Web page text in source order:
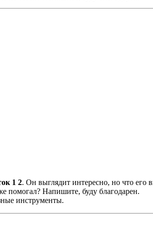
1 2. Он выглядит интереснo, но что его
помогал? Напишите, буду благодарен.
инструменты.